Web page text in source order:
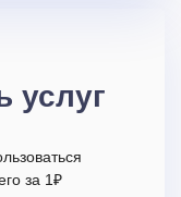
услуг
за 1₽